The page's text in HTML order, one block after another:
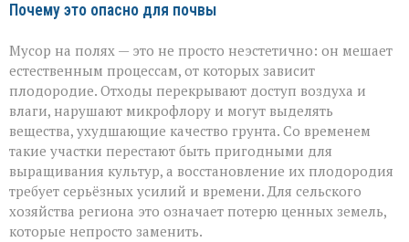
Почему это опасно для почвы
Мусор на полях — это не просто неэстетично: он мешает
естественным процессам, от которых зависит
плодородие. Отходы перекрывают доступ воздуха и
влаги, нарушают микрофлору и могут выделять
вещества, ухудшающие качество грунта. Со временем
такие участки перестают быть пригодными для
выращивания культур, а восстановление их плодородия
требует серьёзных усилий и времени. Для сельского
хозяйства региона это означает потерю ценных земель,
которые непросто заменить.